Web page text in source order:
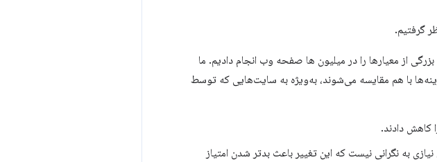
گرفتیم.
از معیارها را در میلیون ها صفحه وب انجام دادیم. ما
با هم مقایسه می‌شوند، به‌ویژه به سایت‌هایی که توسط
کاهش دادند.
به نگرانی نیست که این تغییر باعث بدتر شدن امتیاز